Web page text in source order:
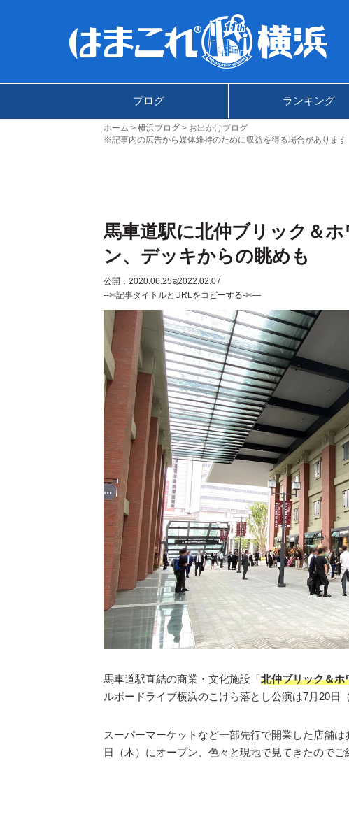
ブログ ランキング
ホーム 横浜ブログ
お出かけブログ
※記事内の広告から媒体維持のために収益を得る場合があります
馬車道駅に北仲ブリック＆
ン、デッキからの眺めも
公開：2020.06.25ಇ2022.02.07
--✄記事タイトルとURLをコピーする-✄—
馬車道駅直結の商業・文化施設「北仲ブリック＆ホ
ルボードライブ横浜のこけら落とし公演は7月20日
スーパーマーケットなど一部先行で開業した店舗
日（木）にオープン、色々と現地で見てきたのでご